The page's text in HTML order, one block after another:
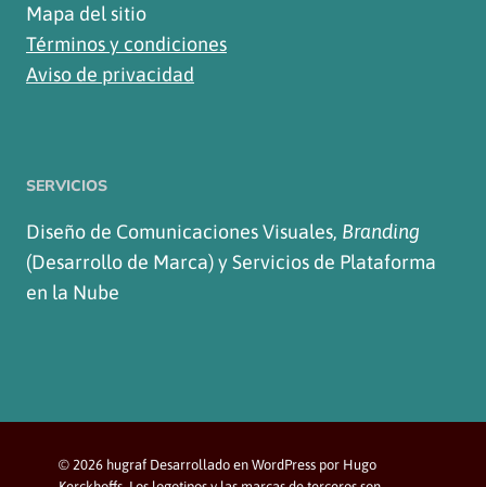
Mapa del sitio
Términos y condiciones
Aviso de privacidad
SERVICIOS
Diseño de Comunicaciones Visuales, Branding
(Desarrollo de Marca) y Servicios de Plataforma
en la Nube
© 2026 hugraf Desarrollado en WordPress por Hugo